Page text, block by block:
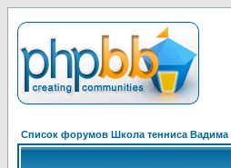
Список форумов Школа тенниса Вадима